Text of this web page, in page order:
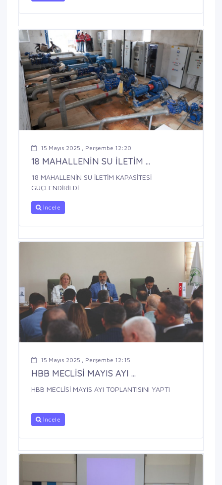
15 Mayıs 2025 , Perşembe 12:20
18 MAHALLENİN SU İLETİM ...
18 MAHALLENİN SU İLETİM KAPASİTESİ
GÜÇLENDİRİLDİ
İncele
15 Mayıs 2025 , Perşembe 12:15
HBB MECLİSİ MAYIS AYI ...
HBB MECLİSİ MAYIS AYI TOPLANTISINI YAPTI
İncele